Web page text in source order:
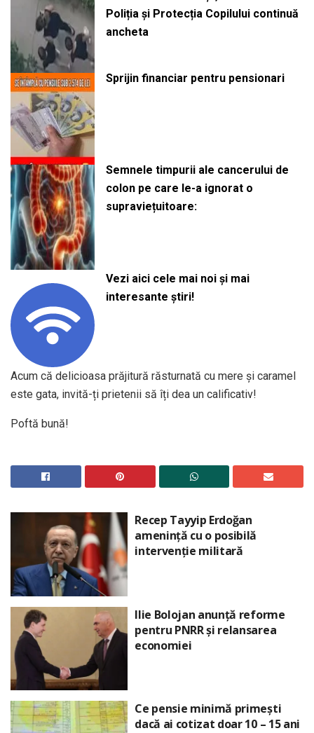
Poliția și Protecția Copilului continuă
ancheta
Sprijin financiar pentru pensionari
Semnele timpurii ale cancerului de
colon pe care le-a ignorat o
supraviețuitoare:
Vezi aici cele mai noi și mai
interesante știri!
Acum că delicioasa prăjitură răsturnată cu mere şi caramel
este gata, invită-ți prietenii să îți dea un calificativ!
Poftă bună!
Recep Tayyip Erdoğan
amenință cu o posibilă
intervenție militară
Ilie Bolojan anunță reforme
pentru PNRR și relansarea
economiei
Ce pensie minimă primești
dacă ai cotizat doar 10 – 15 ani